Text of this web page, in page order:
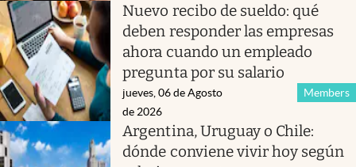
Nuevo recibo de sueldo: qué
deben responder las empresas
ahora cuando un empleado
pregunta por su salario
Members
jueves, 06 de Agosto
de 2026
Argentina, Uruguay o Chile:
dónde conviene vivir hoy según